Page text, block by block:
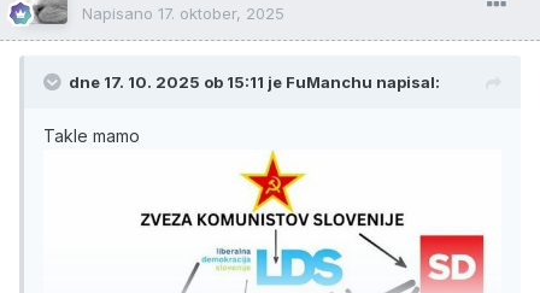
Napisano 17. oktober, 2025
dne 17. 10. 2025 ob 15:11 je FuManchu napisal:
Takle mamo